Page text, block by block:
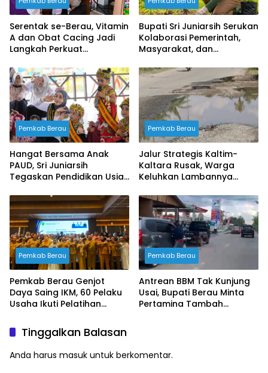
Serentak se-Berau, Vitamin
A dan Obat Cacing Jadi
Langkah Perkuat
Bupati Sri Juniarsih Serukan
Kolaborasi Pemerintah,
Masyarakat, dan
Kelestarian Lingkungan
Pemkab Berau
Hangat Bersama Anak
PAUD, Sri Juniarsih
Tegaskan Pendidikan Usia
Berau
Pemkab Berau
Jalur Strategis Kaltim-
Kaltara Rusak, Warga
Keluhkan Lambannya
Pemkab Berau
Pemkab Berau Genjot
Daya Saing IKM, 60 Pelaku
Usaha Ikuti Pelatihan
Profesional
Pemkab Berau
Antrean BBM Tak Kunjung
Usai, Bupati Berau Minta
Pertamina Tambah
Tinggalkan Balasan
Anda harus masuk untuk berkomentar.